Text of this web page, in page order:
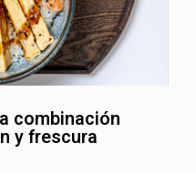
combinación
y frescura